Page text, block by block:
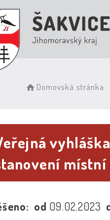
Domovská stránka
místní
od 09.02.2023